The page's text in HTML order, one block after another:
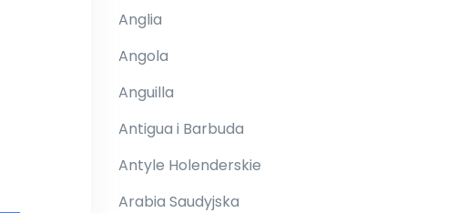
Anglia
Angola
Anguilla
Antigua i Barbuda
Antyle Holenderskie
Arabia Saudyjska